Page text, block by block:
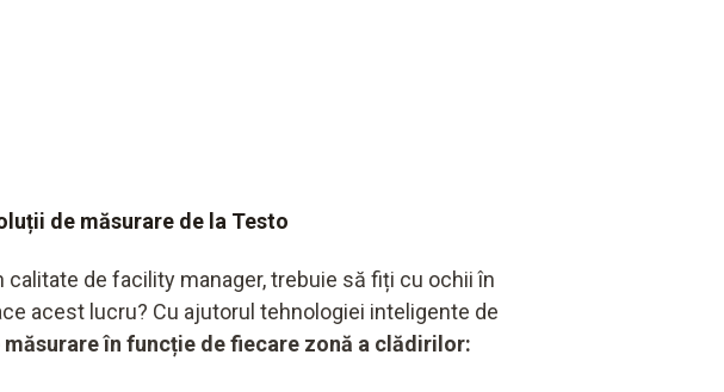
de măsurare de la Testo
de facility manager, trebuie să fiți cu ochii în
acest lucru? Cu ajutorul tehnologiei inteligente de
în funcție de fiecare zonă a clădirilor: